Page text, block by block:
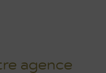
agence